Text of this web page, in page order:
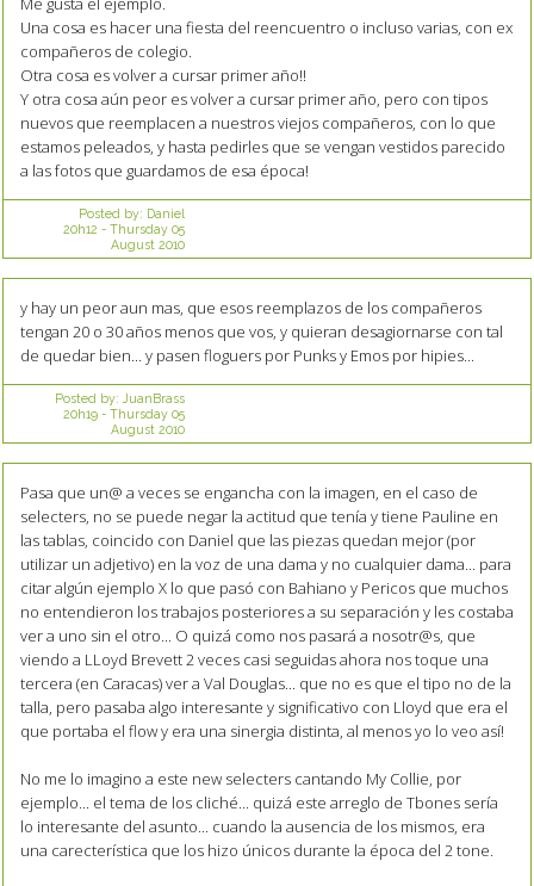
Una cosa es hacer una fiesta del reencuentro o incluso varias, con ex
compañeros de colegio.
Otra cosa es volver a cursar primer año!!
Y otra cosa aún peor es volver a cursar primer año, pero con tipos
nuevos que reemplacen a nuestros viejos compañeros, con lo que
estamos peleados, y hasta pedirles que se vengan vestidos parecido
a las fotos que guardamos de esa época!
Posted by: Daniel
20h12 - Thursday 05
August 2010
y hay un peor aun mas, que esos reemplazos de los compañeros
tengan 20 o 30 años menos que vos, y quieran desagiornarse con tal
de quedar bien... y pasen floguers por Punks y Emos por hipies...
Posted by: JuanBrass
20h19- Thursday 05
August 2010
Pasa que un@ a veces se engancha con la imagen, en el caso de
selecters, no se puede negar la actitud que tenía y tiene Pauline en
las tablas, coincido con Daniel que las piezas quedan mejor (por
utilizar un adjetivo) en la voz de una dama y no cualquier dama... para
citar algún ejemplo X lo que pasó con Bahiano y Pericos que muchos
no entendieron los trabajos posteriores a su separación y les costaba
ver a uno sin el otro... O quizá como nos pasará a nosotr@s, que
viendo a LLoyd Brevett 2 veces casi seguidas ahora nos toque una
tercera (en Caracas) ver a Val Douglas... que no es que el tipo no de la
talla, pero pasaba algo interesante y significativo con Lloyd que era el
que portaba el flow y era una sinergia distinta, al menos yo lo veo así!
No me lo imagino a este new selecters cantando My Collie, por
ejemplo... el tema de los cliché... quizá este arreglo de Tbones sería
lo interesante del asunto... cuando la ausencia de los mismos, era
una carecterística que los hizo únicos durante la época del 2 tone.